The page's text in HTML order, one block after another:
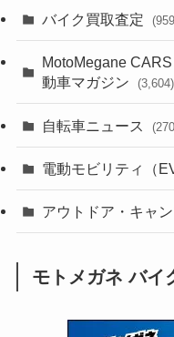
(44)
(638)
(118)
(60)
(31)
(51)
(38)
(24)
(64)
(306)
(1,141)
バイク買取査定
MotoMegane
動車マガジン
(3,604)
(185)
(73) (126)
自転車ニュース
(54)
電動モビリティ（
アウトドア・キャ
モトメガネ バイ